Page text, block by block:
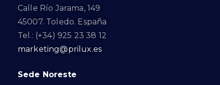
Calle Río Jarama, 149
45007. Toledo. España
Tel.: (+34) 925 23 38 12
marketing@prilux.es
Sede Noreste